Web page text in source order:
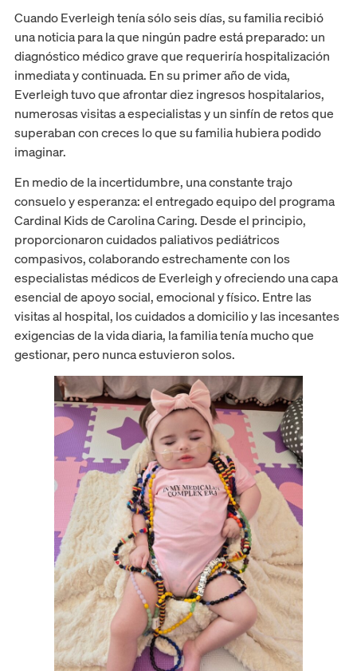
Cuando Everleigh tenía sólo seis días, su familia recibió
una noticia para la que ningún padre está preparado: un
diagnóstico médico grave que requeriría hospitalización
inmediata y continuada. En su primer año de vida,
Everleigh tuvo que afrontar diez ingresos hospitalarios,
numerosas visitas a especialistas y un sinfín de retos que
superaban con creces lo que su familia hubiera podido
imaginar.
En medio de la incertidumbre, una constante trajo
consuelo y esperanza: el entregado equipo del programa
Cardinal Kids de Carolina Caring. Desde el principio,
proporcionaron cuidados paliativos pediátricos
compasivos, colaborando estrechamente con los
especialistas médicos de Everleigh y ofreciendo una capa
esencial de apoyo social, emocional y físico. Entre las
visitas al hospital, los cuidados a domicilio y las incesantes
exigencias de la vida diaria, la familia tenía mucho que
gestionar, pero nunca estuvieron solos.